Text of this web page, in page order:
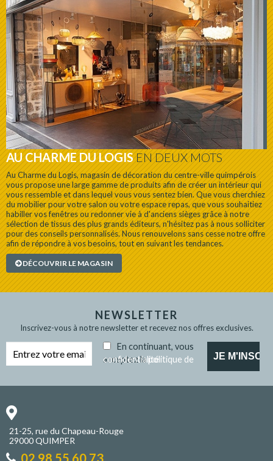
AU CHARME DU LOGISEN DEUX MOTS
Au Charme du Logis, magasin de décoration du centre-ville quimpérois
vous propose une large gamme de produits afin de créer un intérieur qui
vous ressemble et dans lequel vous vous sentez bien. Que vous cherchiez
du mobilier pour votre salon ou votre espace repas, que vous souhaitiez
habiller vos fenêtres ou redonner vie à d'anciens sièges grâce à notre
sélection de tissus des plus grands éditeurs, n'hésitez pas à nous solliciter
pour des conseils personnalisés. Nous renouvelons sans cesse notre offre
afin de répondre à vos besoins, tout en suivant les tendances.
DÉCOUVRIR LE MAGASIN
NEWSLETTER
Inscrivez-vous à notre newsletter et recevez nos offres exclusives.
En continuant, vous
acceptez la
politique de confidentialité
21-25, rue du Chapeau-Rouge
29000 QUIMPER